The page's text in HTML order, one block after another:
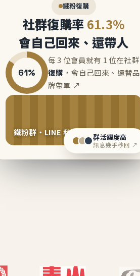
鐵粉復購
社群復購率 61.3%
會自己回來、還帶人
61%
每 3 位會員就有 1 位在社群
復購 ，會自己回來、還替品
牌帶單 ↗
鐵粉群・LINE 私域運營中群活躍度高
訊息幾乎秒回 ↗